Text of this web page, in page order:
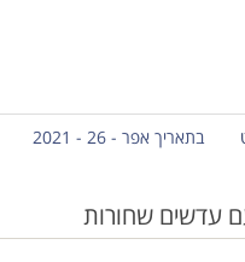
בתאריך אפר - 26 - 2021
עדשים שחורות